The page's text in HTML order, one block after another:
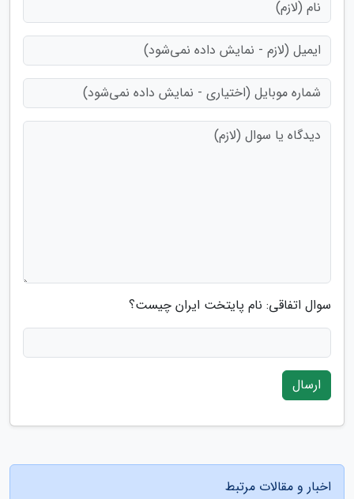
سوال اتفاقی: نام پایتخت ایران چیست؟
ارسال
اخبار و مقالات مرتبط